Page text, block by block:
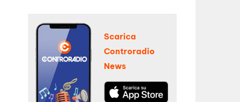
Scarica
Controradio
News